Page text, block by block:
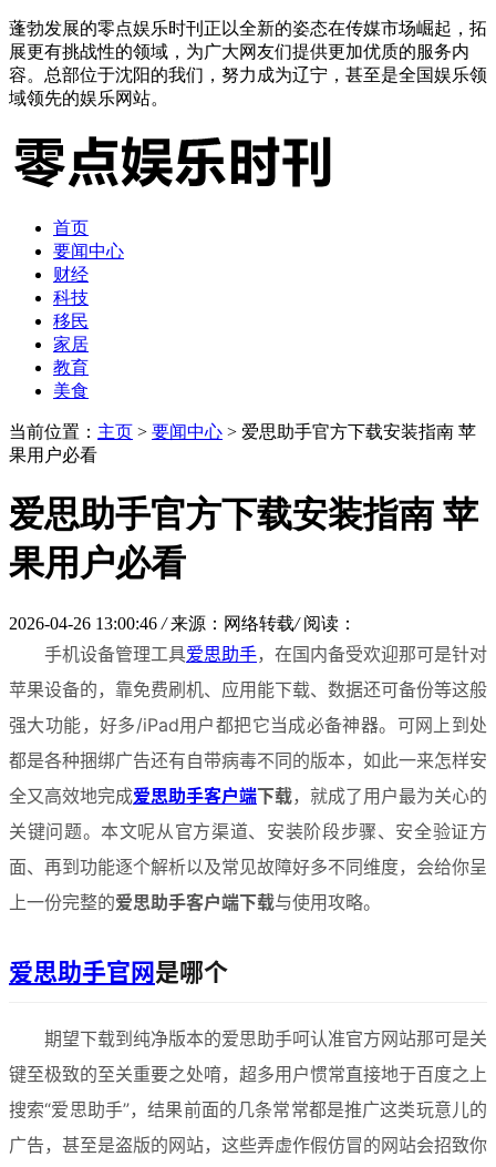
蓬勃发展的零点娱乐时刊正以全新的姿态在传媒市场崛起，拓
展更有挑战性的领域，为广大网友们提供更加优质的服务内
容。总部位于沈阳的我们，努力成为辽宁，甚至是全国娱乐领
域领先的娱乐网站。
首页
要闻中心
财经
科技
移民
家居
教育
美食
当前位置： 主页 > 要闻中心 > 爱思助手官方下载安装指南 苹
果用户必看
爱思助手官方下载安装指南 苹
果用户必看
2026-04-26 13:00:46 / 来源：网络转载/ 阅读：
手机设备管理工具爱思助手，在国内备受欢迎那可是针对
苹果设备的，靠免费刷机、应用能下载、数据还可备份等这般
强大功能，好多/iPad用户都把它当成必备神器。可网上到处
都是各种捆绑广告还有自带病毒不同的版本，如此一来怎样安
全又高效地完成爱思助手客户端下载，就成了用户最为关心的
关键问题。本文呢从官方渠道、安装阶段步骤、安全验证方
面、再到功能逐个解析以及常见故障好多不同维度，会给你呈
上一份完整的爱思助手客户端下载与使用攻略。
爱思助手官网是哪个
期望下载到纯净版本的爱思助手呵认准官方网站那可是关
键至极致的至关重要之处唷，超多用户惯常直接地于百度之上
搜索“爱思助手”，结果前面的几条常常都是推广这类玩意儿的
广告，甚至是盗版的网站，这些弄虚作假仿冒的网站会招致你